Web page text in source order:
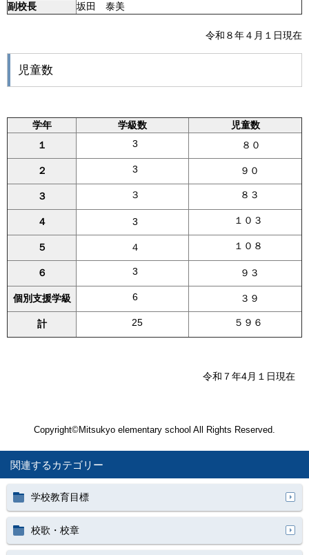
副校長
坂田 泰美
令和８年４月１日現在
児童数
学年 学級数
児童数
１
3 ８０
２ 3 ９０
３ ３ ８３
４ 3 １０３
５ ４ １０８
６ 3 ９３
個別支援学級 6 ３９
計 25 ５９６
令和７年4月１日現在
Copyright©Mitsukyo elementary school All Rights Reserved.
関連するカテゴリー
学校教育目標
校歌・校章